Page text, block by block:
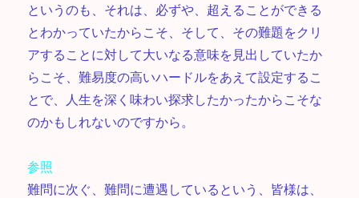
というのも、それは、必ずや、超えることができる
とわかっていたからこそ、そして、その難題をクリ
アすることに対して大いなる意味を見出していたか
らこそ、難易度の高いハードルをあえて設定するこ
とで、人生を深く味わい探求したかったからこそな
のかもしれないのですから。
参照
難問に次ぐ、難問に遭遇しているという、皆様は、